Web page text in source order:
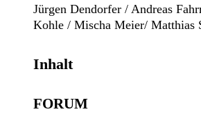
Jürgen Dendorfer / Andreas
Kohle / Mischa Meier/ Matthias
Inhalt
FORUM